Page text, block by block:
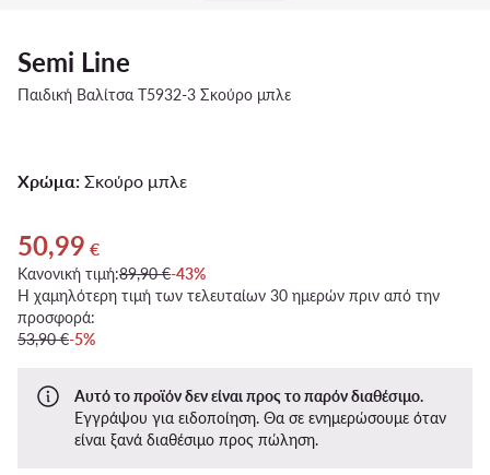
Semi Line
Παιδική Βαλίτσα T5932-3 Σκούρο μπλε
Χρώμα: Σκούρο μπλε
Τρέχουσα τιμή 50,99 €
50,99 €
Κανονική τιμή:89,90 €-43%
Η χαμηλότερη τιμή των τελευταίων 30 ημερών πριν από την
προσφορά:
53,90 €-5%
Αυτό το προϊόν δεν είναι προς το παρόν διαθέσιμο.
Εγγράψου για ειδοποίηση. Θα σε ενημερώσουμε όταν
είναι ξανά διαθέσιμο προς πώληση.